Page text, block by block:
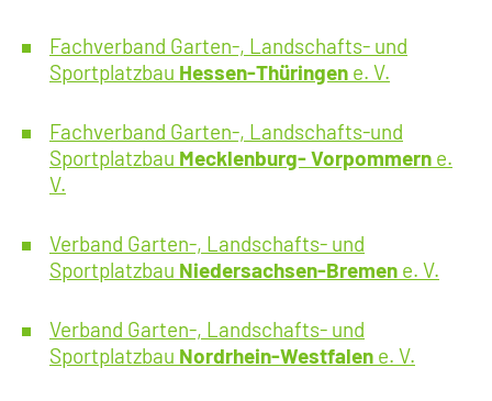
Fachverband Garten-, Landschafts- und
Sportplatzbau Hessen-Thüringen e. V.
Fachverband Garten-, Landschafts-und
Sportplatzbau Mecklenburg- Vorpommern e.
V.
Verband Garten-, Landschafts- und
Sportplatzbau Niedersachsen-Bremen e. V.
Verband Garten-, Landschafts- und
Sportplatzbau Nordrhein-Westfalen e. V.